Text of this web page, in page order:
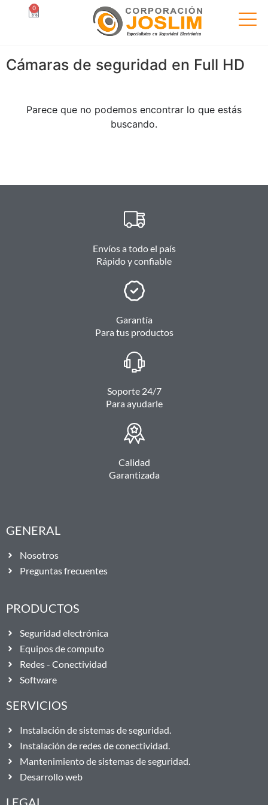
0
Cámaras de seguridad en Full HD
Parece que no podemos encontrar lo que estás
buscando.
Envíos a todo el país
Rápido y confiable
Garantía
Para tus productos
Soporte 24/7
Para ayudarle
Calidad
Garantizada
GENERAL
Nosotros
Preguntas frecuentes
PRODUCTOS
Seguridad electrónica
Equipos de computo
Redes - Conectividad
Software
SERVICIOS
Instalación de sistemas de seguridad.
Instalación de redes de conectividad.
Mantenimiento de sistemas de seguridad.
Desarrollo web
LEGAL